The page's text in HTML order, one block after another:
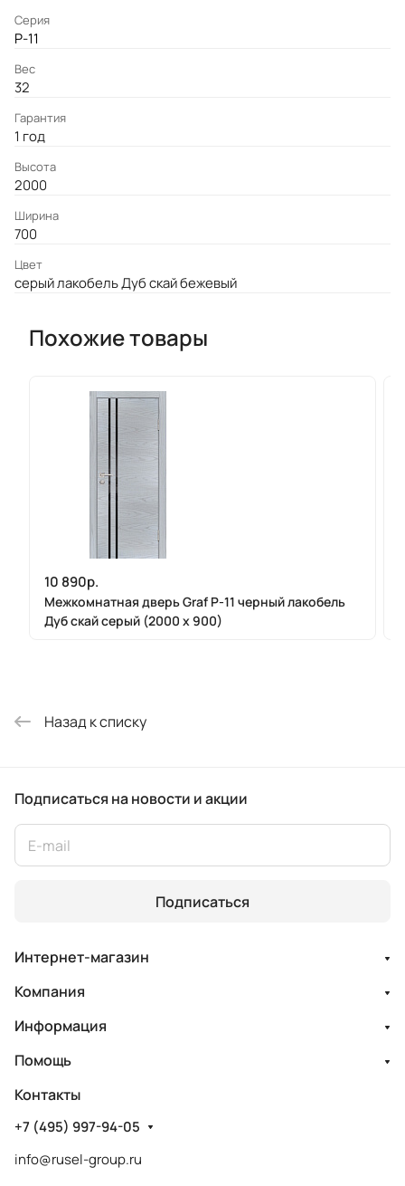
Серия
P-11
Вес
32
Гарантия
1 год
Высота
2000
Ширина
700
Цвет
серый лакобель Дуб скай бежевый
Похожие товары
10 890р.
Межкомнатная дверь Graf P-11 черный лакобель
Дуб скай серый (2000 х 900)
Назад к списку
Подписаться на новости и акции
Подписаться
Интернет-магазин
Компания
Информация
Помощь
Контакты
+7 (495) 997-94-05
info@rusel-group.ru